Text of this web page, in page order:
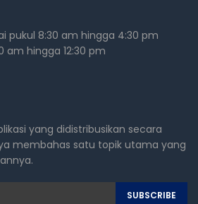
pukul 8:30 am hingga 4:30 pm
am hingga 12:30 pm
yang didistribusikan secara
membahas satu topik utama yang
SUBSCRIBE